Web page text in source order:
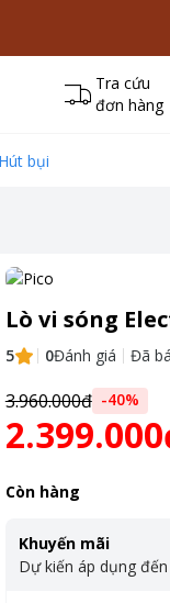
Tra cứu
đơn hàng
Hút bụi
Lò vi sóng
5 0Đánh giá Đã
3.960.000đ -40%
Còn hàng
Khuyến mãi
Dự kiến áp dụng